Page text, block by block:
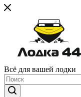
Всё для вашей лодки